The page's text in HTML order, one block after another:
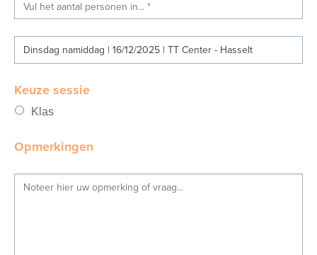
Dinsdag namiddag | 16/12/2025 | TT Center - Hasselt
Keuze sessie
Klas
Opmerkingen